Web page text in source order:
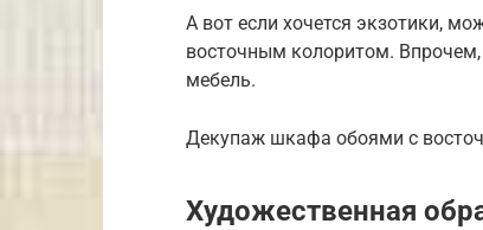
А вот если хочется экзотики,
восточным колоритом.
мебель.
Декупаж шкафа обоями с
Художественная